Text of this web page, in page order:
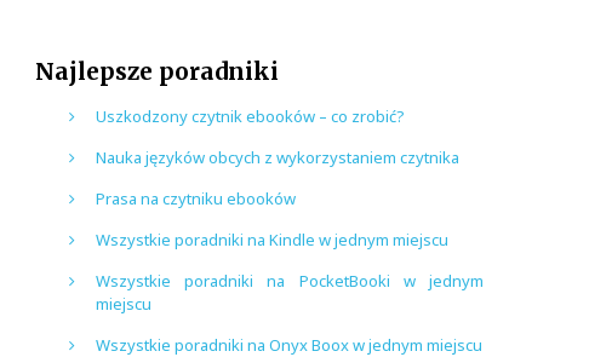
Najlepsze poradniki
Uszkodzony czytnik ebooków – co zrobić?
Nauka języków obcych z wykorzystaniem czytnika
Prasa na czytniku ebooków
Wszystkie poradniki na Kindle w jednym miejscu
Wszystkie poradniki na PocketBooki w jednym
miejscu
Wszystkie poradniki na Onyx Boox w jednym miejscu